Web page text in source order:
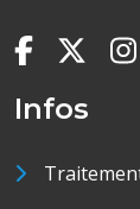
Infos